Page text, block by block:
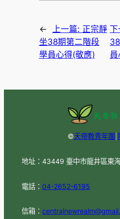
← 上一篇: 正宗靜
坐38期第二階段
學員心得(敬應)
下
©天帝教青年團
地址：43449 臺中市龍井區東
電話： 04-2652-6195
信箱：